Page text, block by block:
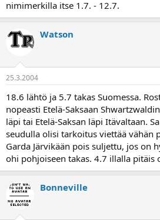
nimimerkilla itse 1.7. - 12.7.
Watson
25.3.2004
18.6 lähtö ja 5.7 takas Suomessa.
nopeasti Etelä-Saksaan
läpi tai Etelä-Saksan läpi Itävaltaan.
seudulla olisi tarkoitus viettää vähän
Garda Järvikään pois suljettu, jos on
ohi pohjoiseen takas. 4.7 illalla pitäis
Bonneville